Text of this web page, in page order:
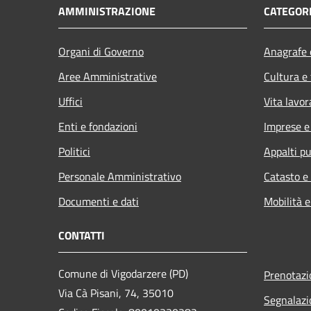
AMMINISTRAZIONE
Organi di Governo
Aree Amministrative
Uffici
Enti e fondazioni
Politici
Personale Amministrativo
Documenti e dati
Cultura
Vita
Imprese
Appalti
Catasto
Mobilità
CONTATTI
Comune di Vigodarzere (PD)
Via Cà Pisani, 74, 35010